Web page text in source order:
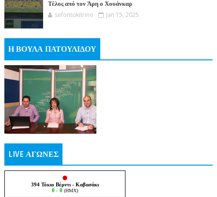
Τέλος από τον Άρη ο Χουάνκαρ
sefontokitrino Jan 15, 2025
Η ΒΟΥΛΑ ΠΑΤΟΥΛΙΔΟΥ
LIVE ΑΓΩΝΕΣ